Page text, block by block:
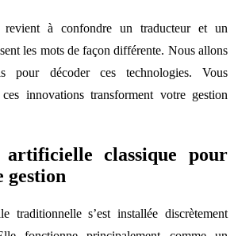
revient à confondre un traducteur et un
les mots de façon différente. Nous allons
pour décoder ces technologies. Vous
innovations transforment votre gestion
artificielle classique pour
gestion
traditionnelle s’est installée discrètement